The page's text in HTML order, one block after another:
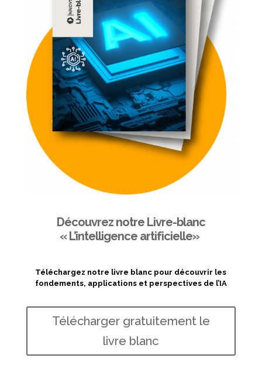
Découvrez notre Livre-blanc
« L’intelligence artificielle»
Téléchargez notre livre blanc pour découvrir les
fondements, applications et perspectives de l’IA
Télécharger gratuitement le
livre blanc